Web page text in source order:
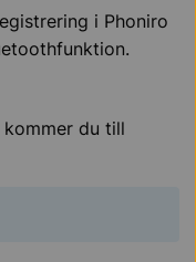
i Phoniro
du till